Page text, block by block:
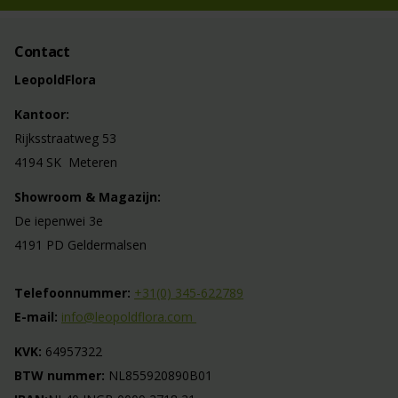
Contact
LeopoldFlora
Kantoor:
Rijksstraatweg 53
4194 SK Meteren
Showroom & Magazijn:
De iepenwei 3e
4191 PD Geldermalsen
Telefoonnummer: +31(0) 345-622789
E-mail: info@leopoldflora.com
KVK: 64957322
BTW nummer: NL855920890B01